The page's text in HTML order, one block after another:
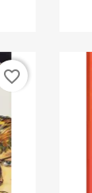
favorite_border